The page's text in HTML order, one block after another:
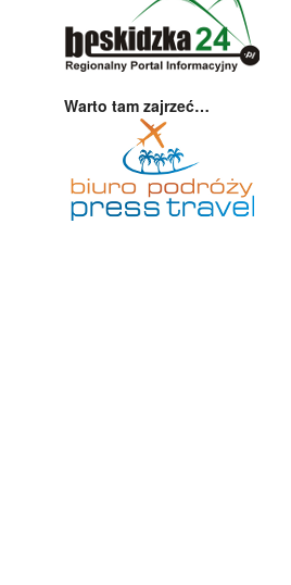
Warto tam zajrzeć…